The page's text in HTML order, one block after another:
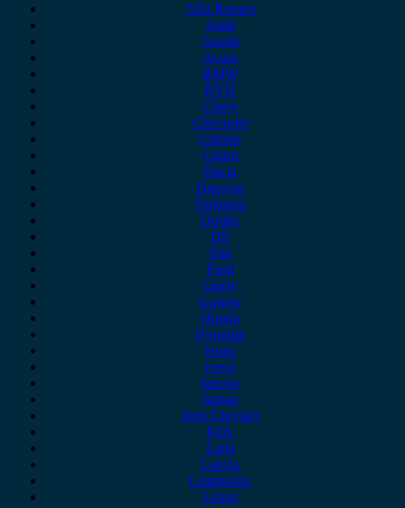
Alfa Romeo
Audi
Austin
Acura
BMW
BYD
Chery
Chevrolet
Citroen
Cupra
Dacia
Daewoo
Daihatsu
Dodge
DS
Fiat
Ford
Geely
Gonow
Honda
Hyundai
Isuzu
iveco
Jaecoo
Jaguar
Jeep Chrysler
KIA
Lada
Lancia
Leapmotor
Lexus